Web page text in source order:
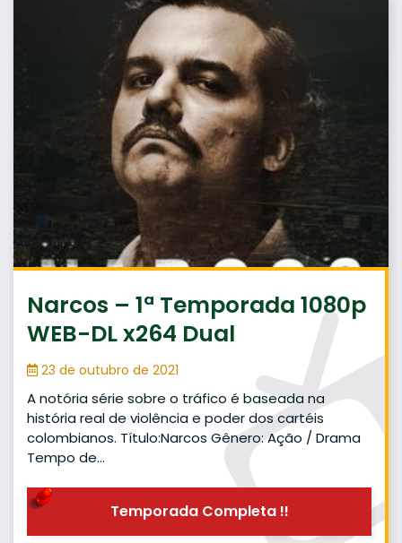
Narcos – 1ª Temporada 1080p
WEB-DL x264 Dual
23 de outubro de 2021
A notória série sobre o tráfico é baseada na
história real de violência e poder dos cartéis
colombianos. Título:Narcos Gênero: Ação / Drama
Tempo de…
Temporada Completa !!